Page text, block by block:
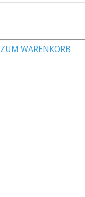
ZUM WARENKORB